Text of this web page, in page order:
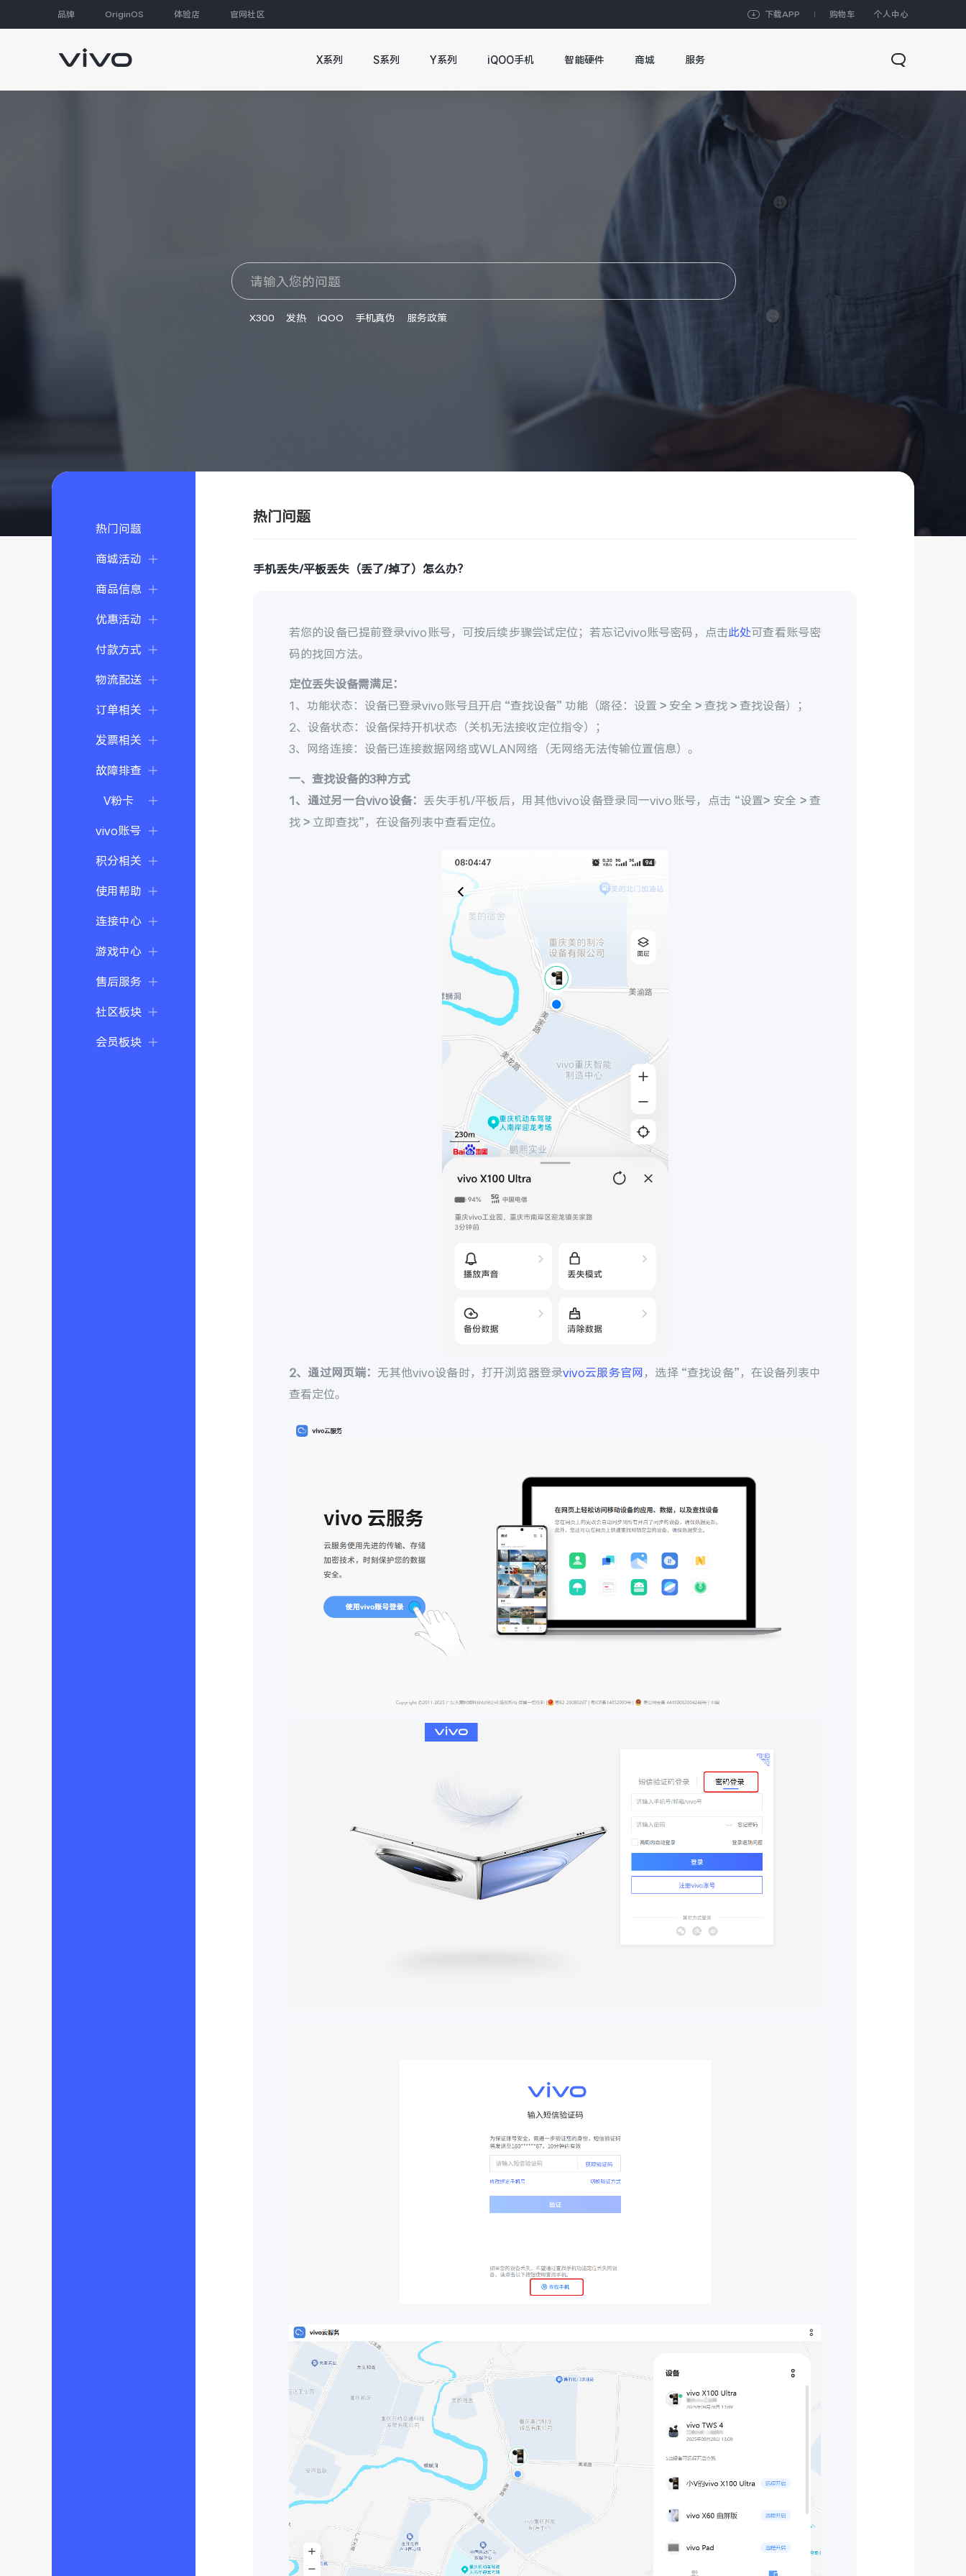
品牌 OriginOS 体验店 官网社区 下载APP 购物车 个人中心
X系列 S系列 Y系列 iQOO手机 智能硬件 商城 服务
X300 发热 iQOO 手机真伪 服务政策
热门问题
商城活动
商品信息
优惠活动
付款方式
物流配送
订单相关
发票相关
故障排查
V粉卡
vivo账号
积分相关
使用帮助
连接中心
游戏中心
售后服务
社区板块
会员板块
热门问题
手机丢失/平板丢失（丢了/掉了）怎么办？
若您的设备已提前登录vivo账号，可按后续步骤尝试定位；若忘记vivo账号密码，点击此处可查看账号密
码的找回方法。
定位丢失设备需满足：
1、功能状态：设备已登录vivo账号且开启 “查找设备” 功能（路径：设置 > 安全 > 查找 > 查找设备）；
2、设备状态：设备保持开机状态（关机无法接收定位指令）；
3、网络连接：设备已连接数据网络或WLAN网络（无网络无法传输位置信息）。
一、查找设备的3种方式
1、通过另一台vivo设备： 丢失手机/平板后，用其他vivo设备登录同一vivo账号，点击 “设置> 安全 > 查
找 > 立即查找”，在设备列表中查看定位。
2、通过网页端： 无其他vivo设备时，打开浏览器登录vivo云服务官网 ，选择 “查找设备”，在设备列表中
查看定位。